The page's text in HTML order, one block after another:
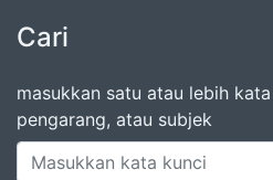
Cari
masukkan satu atau lebih
pengarang, atau subjek